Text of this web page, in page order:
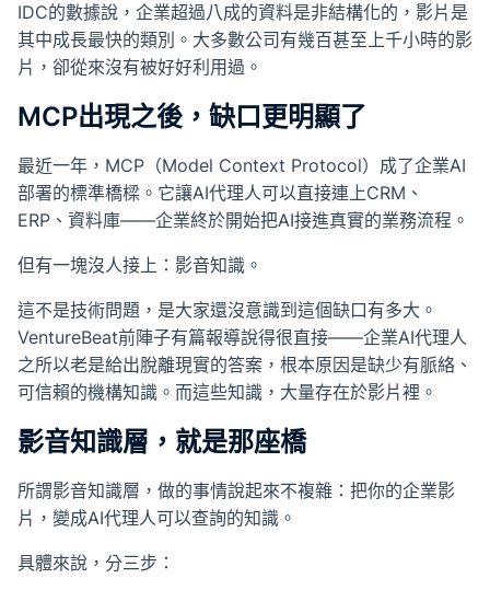
IDC的數據說，企業超過八成的資料是非結構化的，影片是
其中成長最快的類別。大多數公司有幾百甚至上千小時的影
片，卻從來沒有被好好利用過。
MCP出現之後，缺口更明顯了
最近一年，MCP（Model Context Protocol）成了企業AI
部署的標準橋樑。它讓AI代理人可以直接連上CRM、
ERP、資料庫——企業終於開始把AI接進真實的業務流程。
但有一塊沒人接上：影音知識。
這不是技術問題，是大家還沒意識到這個缺口有多大。
VentureBeat前陣子有篇報導說得很直接——企業AI代理人
之所以老是給出脫離現實的答案，根本原因是缺少有脈絡、
可信賴的機構知識。而這些知識，大量存在於影片裡。
影音知識層，就是那座橋
所謂影音知識層，做的事情說起來不複雜：把你的企業影
片，變成AI代理人可以查詢的知識。
具體來說，分三步：